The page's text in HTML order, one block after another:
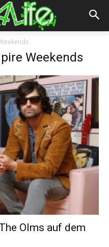
Weekends
Olms auf dem